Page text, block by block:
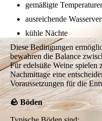
gemäßigte
ausreichende
kühle Nächte
Diese Bedingungen
bewahren die Balance
Für edelsüße Weine
Nachmittage eine
Voraussetzungen für die
🪨 Böden